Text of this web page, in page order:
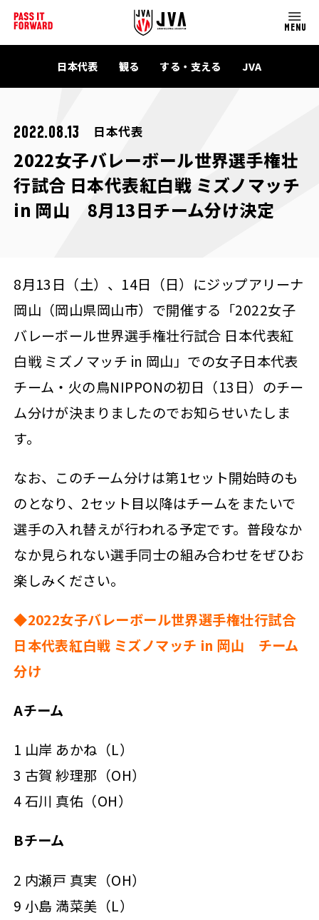
MENU
日本代表 観る する・支える JVA
2022.08.13 日本代表
2022女子バレーボール世界選手権壮
行試合 日本代表紅白戦 ミズノマッチ
in 岡山 8月13日チーム分け決定
8月13日（土）、14日（日）にジップアリーナ
岡山（岡山県岡山市）で開催する「2022女子
バレーボール世界選手権壮行試合 日本代表紅
白戦 ミズノマッチ in 岡山」での女子日本代表
チーム・火の鳥NIPPONの初日（13日）のチー
ム分けが決まりましたのでお知らせいたしま
す。
なお、このチーム分けは第1セット開始時のも
のとなり、2セット目以降はチームをまたいで
選手の入れ替えが行われる予定です。普段なか
なか見られない選手同士の組み合わせをぜひお
楽しみください。
◆2022女子バレーボール世界選手権壮行試合
日本代表紅白戦 ミズノマッチ in 岡山 チーム
分け
Aチーム
1 山岸 あかね（L）
3 古賀 紗理那（OH）
4 石川 真佑（OH）
Bチーム
2 内瀬戸 真実（OH）
9 小島 満菜美（L）